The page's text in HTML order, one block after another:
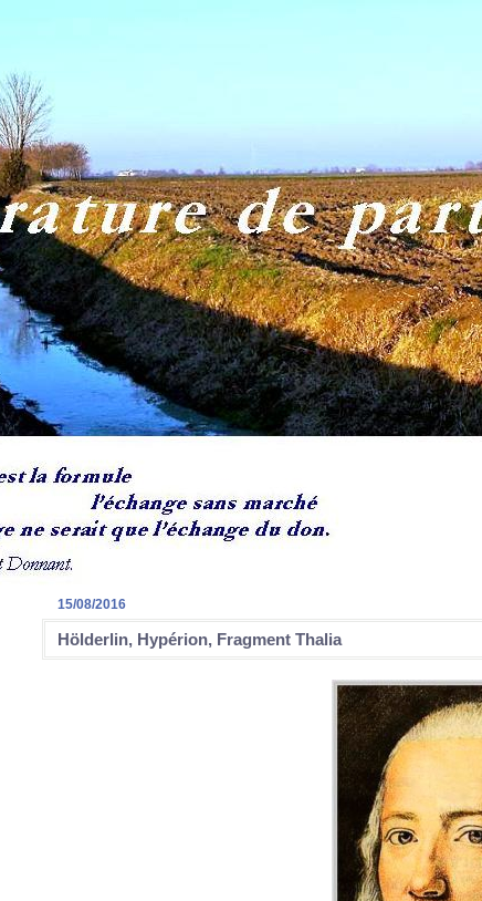
15/08/2016
Hölderlin, Hypérion, Fragment Thalia